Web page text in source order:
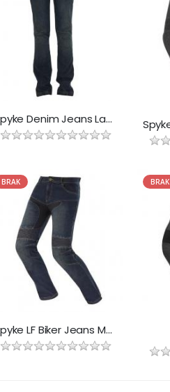
Spyke Denim Jeans Lady
BRAK
Spyke LF Biker Jeans Man
BRAK